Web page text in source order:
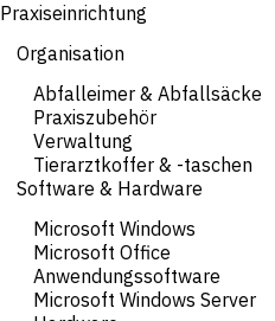
Praxiseinrichtung
Organisation
Abfalleimer & Abfallsäcke
Praxiszubehör
Verwaltung
Tierarztkoffer & -taschen
Software & Hardware
Microsoft Windows
Microsoft Office
Anwendungssoftware
Microsoft Windows Server